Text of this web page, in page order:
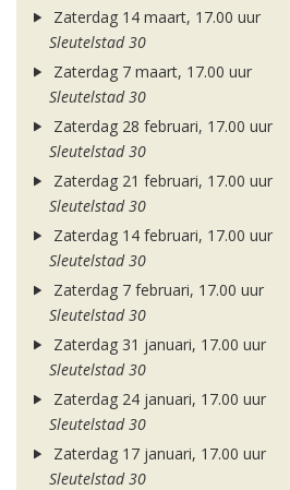
Zaterdag 14 maart, 17.00 uur
Sleutelstad 30
Zaterdag 7 maart, 17.00 uur
Sleutelstad 30
Zaterdag 28 februari, 17.00 uur
Sleutelstad 30
Zaterdag 21 februari, 17.00 uur
Sleutelstad 30
Zaterdag 14 februari, 17.00 uur
Sleutelstad 30
Zaterdag 7 februari, 17.00 uur
Sleutelstad 30
Zaterdag 31 januari, 17.00 uur
Sleutelstad 30
Zaterdag 24 januari, 17.00 uur
Sleutelstad 30
Zaterdag 17 januari, 17.00 uur
Sleutelstad 30